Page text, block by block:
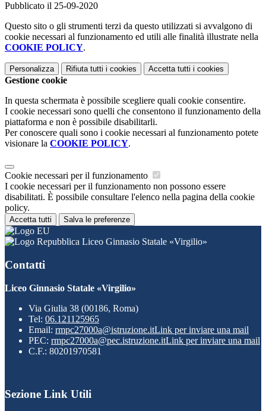
Pubblicato il 25-09-2020
Questo sito o gli strumenti terzi da questo utilizzati si avvalgono di
cookie necessari al funzionamento ed utili alle finalità illustrate nella
COOKIE POLICY.
Personalizza Rifiuta tutti i cookies Accetta tutti i cookies
Gestione cookie
In questa schermata è possibile scegliere quali cookie consentire.
I cookie necessari sono quelli che consentono il funzionamento della
piattaforma e non è possibile disabilitarli.
Per conoscere quali sono i cookie necessari al funzionamento potete
visionare la COOKIE POLICY.
Cookie necessari per il funzionamento
I cookie necessari per il funzionamento non possono essere
disabilitati. È possibile consultare l'elenco nella pagina della cookie
policy.
Accetta tutti Salva le preferenze
Liceo Ginnasio Statale «Virgilio»
Contatti
Liceo Ginnasio Statale «Virgilio»
Via Giulia 38 (00186, Roma)
Tel: 06.121125965
Email: rmpc27000a@istruzione.itLink per inviare una mail
PEC: rmpc27000a@pec.istruzione.itLink per inviare una mail
C.F.: 80201970581
Sezione Link Utili